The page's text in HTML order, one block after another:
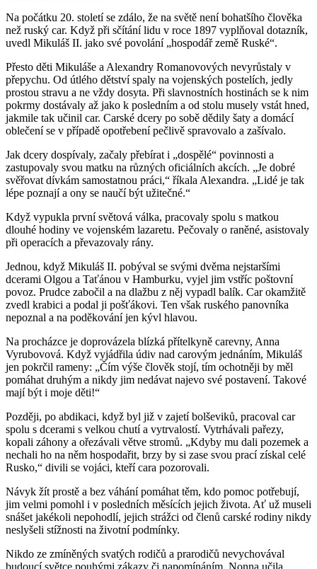
Na počátku 20. století se zdálo, že na světě není bohatšího člověka
než ruský car. Když při sčítání lidu v roce 1897 vyplňoval dotazník,
uvedl Mikuláš II. jako své povolání „hospodář země Ruské“.
Přesto děti Mikuláše a Alexandry Romanovových nevyrůstaly v
přepychu. Od útlého dětství spaly na vojenských postelích, jedly
prostou stravu a ne vždy dosyta. Při slavnostních hostinách se k nim
pokrmy dostávaly až jako k posledním a od stolu musely vstát hned,
jakmile tak učinil car. Carské dcery po sobě dědily šaty a domácí
oblečení se v případě opotřebení pečlivě spravovalo a zašívalo.
Jak dcery dospívaly, začaly přebírat i „dospělé“ povinnosti a
zastupovaly svou matku na různých oficiálních akcích. „Je dobré
svěřovat dívkám samostatnou práci,“ říkala Alexandra. „Lidé je tak
lépe poznají a ony se naučí být užitečné.“
Když vypukla první světová válka, pracovaly spolu s matkou
dlouhé hodiny ve vojenském lazaretu. Pečovaly o raněné, asistovaly
při operacích a převazovaly rány.
Jednou, když Mikuláš II. pobýval se svými dvěma nejstaršími
dcerami Olgou a Taťánou v Hamburku, vyjel jim vstříc poštovní
povoz. Prudce zabočil a na dlažbu z něj vypadl balík. Car okamžitě
zvedl krabici a podal ji pošťákovi. Ten však ruského panovníka
nepoznal a na poděkování jen kývl hlavou.
Na procházce je doprovázela blízká přítelkyně carevny, Anna
Vyrubovová. Když vyjádřila údiv nad carovým jednáním, Mikuláš
jen pokrčil rameny: „Čím výše člověk stojí, tím ochotněji by měl
pomáhat druhým a nikdy jim nedávat najevo své postavení. Takové
mají být i moje děti!“
Později, po abdikaci, když byl již v zajetí bolševiků, pracoval car
spolu s dcerami s velkou chutí a vytrvalostí. Vytrhávali pařezy,
kopali záhony a ořezávali větve stromů. „Kdyby mu dali pozemek a
nechali ho na něm hospodařit, brzy by si zase svou prací získal celé
Rusko,“ divili se vojáci, kteří cara pozorovali.
Návyk žít prostě a bez váhání pomáhat těm, kdo pomoc potřebují,
jim velmi pomohl i v posledních měsících jejich života. Ať už museli
snášet jakékoli nepohodlí, jejich strážci od členů carské rodiny nikdy
neslyšeli stížnosti na životní podmínky.
Nikdo ze zmíněných svatých rodičů a prarodičů nevychovával
budoucí světce pouhými zákazy či napomínáním. Nonna učila